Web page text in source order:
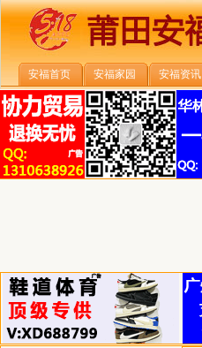
安福首页 安福家园 安福资讯